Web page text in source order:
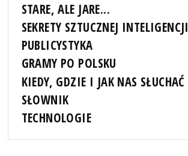
STARE, ALE JARE...
SEKRETY SZTUCZNEJ INTELIGENCJI
PUBLICYSTYKA
GRAMY PO POLSKU
KIEDY, GDZIE I JAK NAS SŁUCHAĆ
SŁOWNIK
TECHNOLOGIE